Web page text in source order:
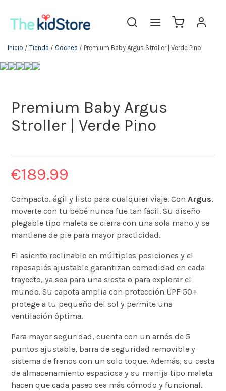
Inicio / Tienda / Coches / Premium Baby Argus Stroller | Verde Pino
Premium Baby Argus
Stroller | Verde Pino
€189.99
Compacto, ágil y listo para cualquier viaje. ConArgus,
moverte con tu bebé nunca fue tan fácil. Su diseño
plegable tipo maleta se cierra con una sola mano y se
mantiene de pie para mayor practicidad.
El asiento reclinable en múltiples posiciones y el
reposapiés ajustable garantizan comodidad en cada
trayecto, ya sea para una siesta o para explorar el
mundo. Su capota amplia con protección UPF 50+
protege a tu pequeño del sol y permite una
ventilación óptima.
Para mayor seguridad, cuenta con un arnés de 5
puntos ajustable, barra de seguridad removible y
sistema de frenos con un solo toque. Además, su cesta
de almacenamiento espaciosa y su manija tipo maleta
hacen que cada paseo sea más cómodo y funcional.